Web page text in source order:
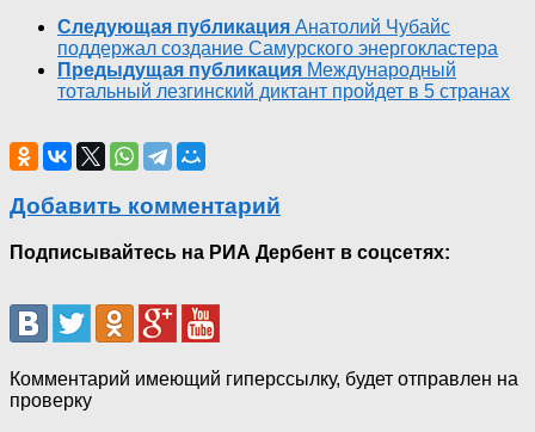
Следующая публикация Анатолий Чубайс
поддержал создание Самурского энергокластера
Предыдущая публикация Международный
тотальный лезгинский диктант пройдет в 5 странах
Добавить комментарий
Подписывайтесь на РИА Дербент в соцсетях:
Комментарий имеющий гиперссылку, будет отправлен на
проверку